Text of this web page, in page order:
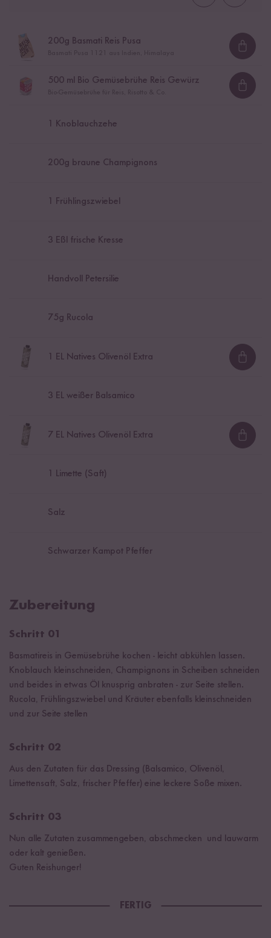
200g Basmati Reis Pusa
500 ml Bio Gemüsebrühe Reis Gewürz
1 Knoblauchzehe
200g braune Champignons
1 Frühlingszwiebel
3 Eßl frische Kresse
Handvoll Petersilie
75g Rucola
EL Natives Olivenöl Extra
3 EL weißer Balsamico
7 EL Natives Olivenöl Extra
1 Limette (Saft)
Salz
Schwarzer Kampot Pfeffer
Zubereitung
Schritt 01
Basmatireis in Gemüsebrühe kochen - leicht abkühlen lassen.
Knoblauch kleinschneiden, Champignons in Scheiben schneiden
und beides in etwas Öl knusprig anbraten - zur Seite stellen.
Rucola, Frühlingszwiebel und Kräuter ebenfalls kleinschneiden
und zur Seite stellen
Schritt 02
Aus den Zutaten für das Dressing (Balsamico, Olivenöl,
Limettensaft, Salz, frischer Pfeffer) eine leckere Soße mixen.
Schritt 03
Nun alle Zutaten zusammengeben, abschmecken und lauwarm
oder kalt genießen.
Guten Reishunger!
FERTIG